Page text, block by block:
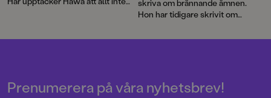
feelgood-deckare för
mellanstadiebarn.
skriva om brännande ämnen.
Hon har tidigare skrivit om
djurrättsaktivism. Hennes nya
Prenumerera på våra nyhetsbrev!